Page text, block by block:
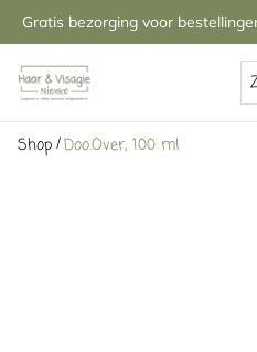
Gratis bezorging voor
Shop/Doo.Over, 100 ml